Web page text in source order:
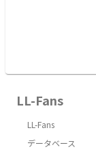
LL-Fans
LL-Fans
データベース